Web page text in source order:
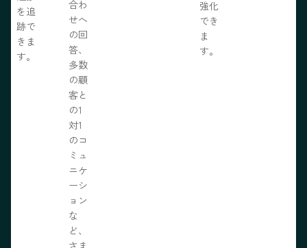
を追
跡で
きま
す。
合わ
せへ
の回
答、
多数
の顧
客と
の1
対1
のコ
ミュ
ニケ
ーシ
ョン
な
ど、
さま
強化
でき
ま
す。